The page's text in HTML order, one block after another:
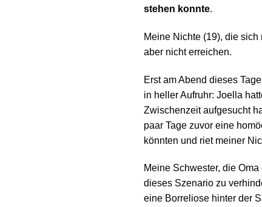
stehen konnte.
Meine Nichte (19), die sich
aber nicht erreichen.
Erst am Abend dieses
in heller Aufruhr: Joella
Zwischenzeit aufgesucht
paar Tage zuvor eine
könnten und riet meiner
Meine Schwester, die
dieses Szenario zu
eine Borreliose hinter der